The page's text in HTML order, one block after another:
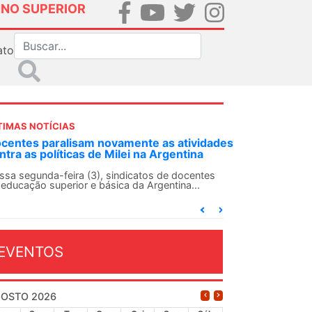
SUPERIOR
NOTÍCIAS
as atividades
Argentina
de docentes
Argentina...
ANDES-SN convoca docentes para
Solidariedade Internacionalista com
13 de agosto
O ANDES-SN conclama suas seções
2026